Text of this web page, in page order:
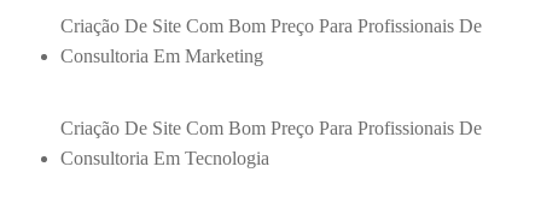
Criação De Site Com Bom Preço Para Profissionais De
Consultoria Em Marketing
Criação De Site Com Bom Preço Para Profissionais De
Consultoria Em Tecnologia